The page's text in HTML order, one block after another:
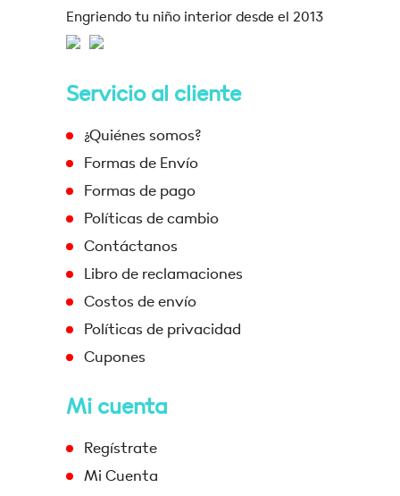
Engriendo tu niño interior desde el 2013
Servicio al cliente
¿Quiénes somos?
Formas de Envío
Formas de pago
Políticas de cambio
Contáctanos
Libro de reclamaciones
Costos de envío
Políticas de privacidad
Cupones
Mi cuenta
Regístrate
Mi Cuenta